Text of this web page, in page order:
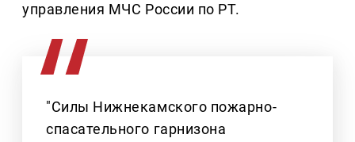
управления МЧС России по РТ.
"Силы Нижнекамского пожарно-
спасательного гарнизона